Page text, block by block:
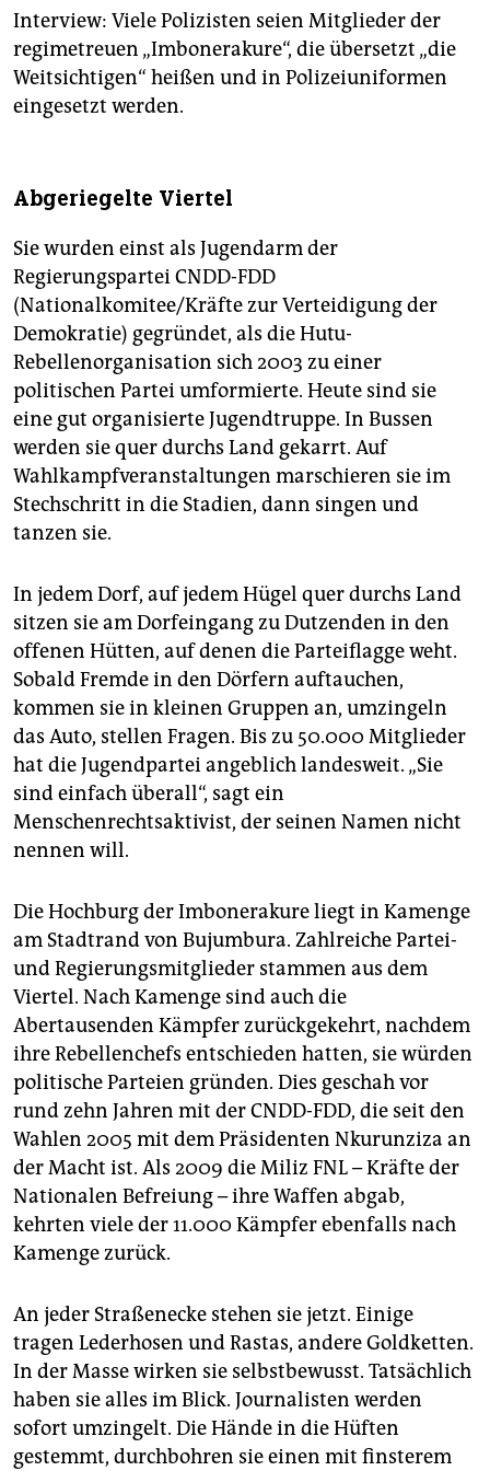
Interview: Viele Polizisten seien Mitglieder der
regimetreuen „Imbonerakure“, die übersetzt „die
Weitsichtigen“ heißen und in Polizeiuniformen
eingesetzt werden.
Abgeriegelte Viertel
Sie wurden einst als Jugendarm der
Regierungspartei CNDD-FDD
(Nationalkomitee/Kräfte zur Verteidigung der
Demokratie) gegründet, als die Hutu-
Rebellenorganisation sich 2003 zu einer
politischen Partei umformierte. Heute sind sie
eine gut organisierte Jugendtruppe. In Bussen
werden sie quer durchs Land gekarrt. Auf
Wahlkampfveranstaltungen marschieren sie im
Stechschritt in die Stadien, dann singen und
tanzen sie.
In jedem Dorf, auf jedem Hügel quer durchs Land
sitzen sie am Dorfeingang zu Dutzenden in den
offenen Hütten, auf denen die Parteiflagge weht.
Sobald Fremde in den Dörfern auftauchen,
kommen sie in kleinen Gruppen an, umzingeln
das Auto, stellen Fragen. Bis zu 50.000 Mitglieder
hat die Jugendpartei angeblich landesweit. „Sie
sind einfach überall“, sagt ein
Menschenrechtsaktivist, der seinen Namen nicht
nennen will.
Die Hochburg der Imbonerakure liegt in Kamenge
am Stadtrand von Bujumbura. Zahlreiche Partei-
und Regierungsmitglieder stammen aus dem
Viertel. Nach Kamenge sind auch die
Abertausenden Kämpfer zurückgekehrt, nachdem
ihre Rebellenchefs entschieden hatten, sie würden
politische Parteien gründen. Dies geschah vor
rund zehn Jahren mit der CNDD-FDD, die seit den
Wahlen 2005 mit dem Präsidenten Nkurunziza an
der Macht ist. Als 2009 die Miliz FNL – Kräfte der
Nationalen Befreiung – ihre Waffen abgab,
kehrten viele der 11.000 Kämpfer ebenfalls nach
Kamenge zurück.
An jeder Straßenecke stehen sie jetzt. Einige
tragen Lederhosen und Rastas, andere Goldketten.
In der Masse wirken sie selbstbewusst. Tatsächlich
haben sie alles im Blick. Journalisten werden
sofort umzingelt. Die Hände in die Hüften
gestemmt, durchbohren sie einen mit finsterem